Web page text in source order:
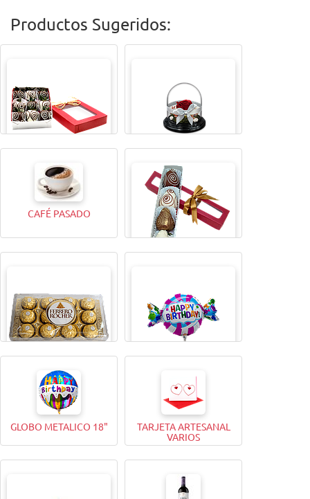
Productos Sugeridos:
CAJITA MAGICAX9 TODA UNA VIDA ROSA
CAFÉ PASADO
BOMBONES FERRERO
ROCHER (12 Unidades)
GLOBO METALICO 9"
GLOBO METALICO 18"
TARJETA ARTESANAL
VARIOS